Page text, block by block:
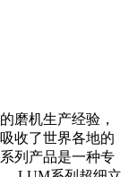
磨机生产经验，
收了世界各地的
列产品是一种专